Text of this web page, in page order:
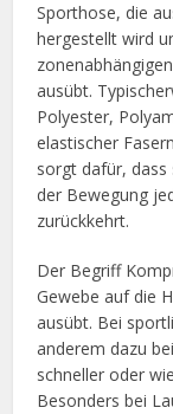
Sporthose, die
hergestellt wird
ausübt.
Polyester,
elastischer
sorgt dafür, dass
der Bewegung
zurückkehrt.
Der Begriff
Gewebe auf die
ausübt. Bei
anderem dazu
schneller oder
Besonders bei